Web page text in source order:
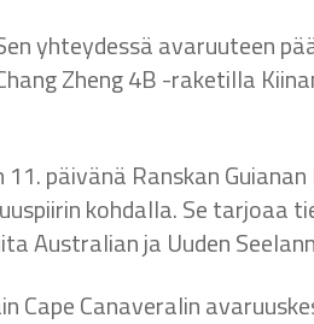
yhteydessä avaruuteen
Zheng 4B -raketilla
päivänä Ranskan
kohdalla. Se tarjoaa
Australian ja Uuden
Cape Canaveralin